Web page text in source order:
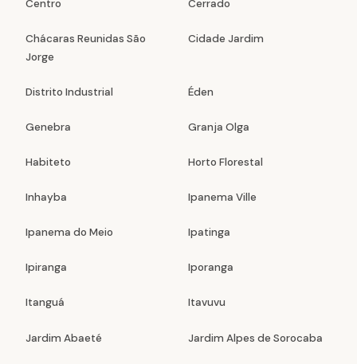
Centro Cerrado
Chácaras Reunidas São
Jorge
Cidade Jardim
Distrito Industrial Éden
Genebra Granja Olga
Habiteto Horto Florestal
Inhayba Ipanema Ville
Ipanema do Meio Ipatinga
Ipiranga Iporanga
Itanguá Itavuvu
Jardim Abaeté Jardim Alpes de Sorocaba